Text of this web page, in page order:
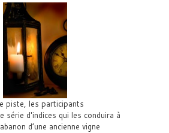
piste, les participants
série d'indices qui les conduira à
d’une ancienne vigne